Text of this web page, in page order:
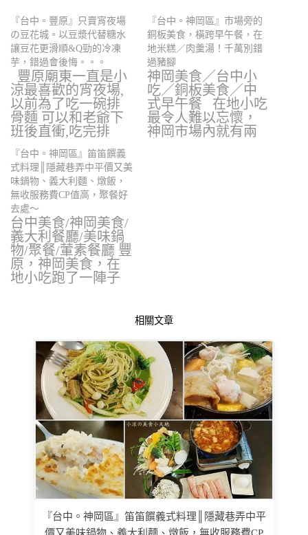
『台中。豐原』只賣宵夜場
の豆花城。以豆漿代替糖水
讓豆花更滑順&Q勁的冷凍
芋，錯過會後悔。。。
豐原廟東一直是小
涼最喜歡的宵夜場,
以前為了吃一碗排
骨麵 可以和老爺下
班後直衝,吃完排
骨…
『台中。神岡區』市場旁的
銅板美食，橫跨早午餐，在
地米糕／肉羹湯！千萬別錯
過豬腳
神岡美食／台中小
吃／銅板美食／中
式早午餐 在地小吃
最令人難以忘懷，
神岡市場內就有兩
『台中。神岡區』笛笛饌義
式料理║隱藏巷弄中平價又美
味鍋物、義大利麵、燉飯，
無收服務費CP值高，聚餐好
去處～
台中美食/神岡美食/
義大利餐廳/美味鍋
物/聚餐/葷素餐廳 豐
原，神岡美食，在
地小吃跑了一陣子
相關文章
『台中。神岡區』笛笛饌義式料理║隱藏巷弄中平
價又美味鍋物、義大利麵、燉飯，無收服務費CP